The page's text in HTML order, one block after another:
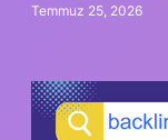
Temmuz 25, 2026